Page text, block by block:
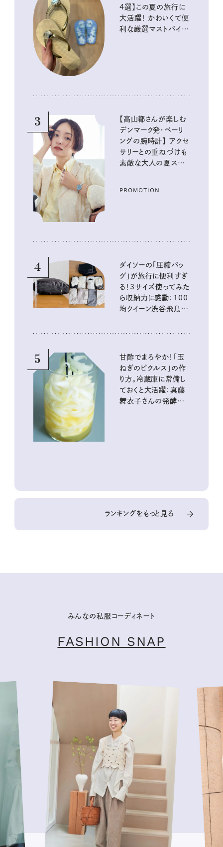
4選】この夏の旅行に
大活躍！ かわいくて便
利な厳選マストバイア
3
【高山都さんが楽しむ
デンマーク発・ベーリ
ングの腕時計】 アクセ
サリーとの重ねづけも
素敵な大人の夏スタイ
PROMOTION
4
ダイソーの「圧縮バッ
グ」が旅行に便利すぎ
る！3サイズ使ってみた
ら収納力に感動：100
均クイーン渋谷飛鳥の
5
甘酢でまろやか！「玉
ねぎのピクルス」の作
り方。冷蔵庫に常備し
ておくと大活躍：真藤
舞衣子さんの発酵と
ランキングをもっと見る
みんなの私服コーディネート
FASHION SNAP